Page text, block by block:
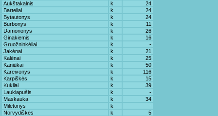
Aukštakalnis
k
24
Barteliai
k
24
Bytautonys
k
24
Burbonys
k
11
Damononys
k
26
Ginakiemis
k
16
Gruožninkėliai
k
-
Jakėnai
k
21
Kalėnai
k
25
Kaniūkai
k
50
Kareivonys
k
116
Karpiškės
k
15
Kukliai
k
39
Laukiapušis
k
-
Maskauka
k
34
Miletonys
k
-
Norvydiškės
k
5